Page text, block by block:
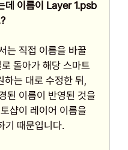
데 이름이 Layer 1.psb
는 직접 이름을 바꿀
돌아가 해당 스마트
하는 대로 수정한 뒤,
된 이름이 반영된 것을
샵이 레이어 이름을
기 때문입니다.